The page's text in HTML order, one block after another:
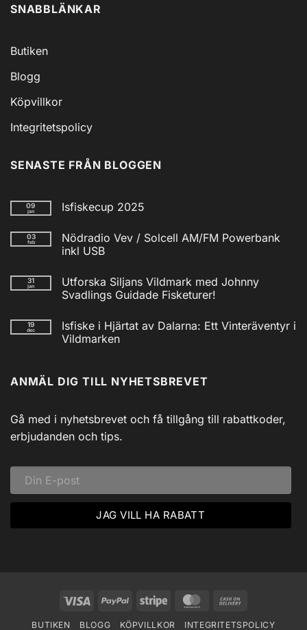
SNABBLÄNKAR
Butiken
Blogg
Köpvillkor
Integritetspolicy
SENASTE FRÅN BLOGGEN
09
jan Isfiskecup 2025
till
Isfiskecup
2025
03
feb
Nödradio Vev / Solcell AM/FM Powerbank
inkl USB
till
Nödradio
Vev
AM/FM
Powerbank
inkl
31
jan
Utforska Siljans Vildmark med Johnny
Svadlings Guidade Fisketurer!
till
Utforska
Siljans
Svadlings
Guidade
19
dec
Isfiske i Hjärtat av Dalarna: Ett Vinteräventyr i
Vildmarken
Isfiske
i
Dalarna:
Ett
Vinteräventyr
i
ANMÄL DIG TILL NYHETSBREVET
Gå med i nyhetsbrevet och få tillgång till rabattkoder,
erbjudanden och tips.
Visa PayPal Stripe MasterCard
BUTIKEN BLOGG KÖPVILLKOR INTEGRITETSPOLICY